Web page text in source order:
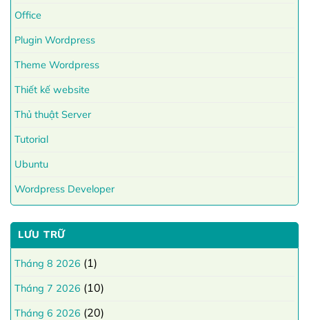
Office
Plugin Wordpress
Theme Wordpress
Thiết kế website
Thủ thuật Server
Tutorial
Ubuntu
Wordpress Developer
LƯU TRỮ
Tháng 8 2026 (1)
Tháng 7 2026 (10)
Tháng 6 2026 (20)